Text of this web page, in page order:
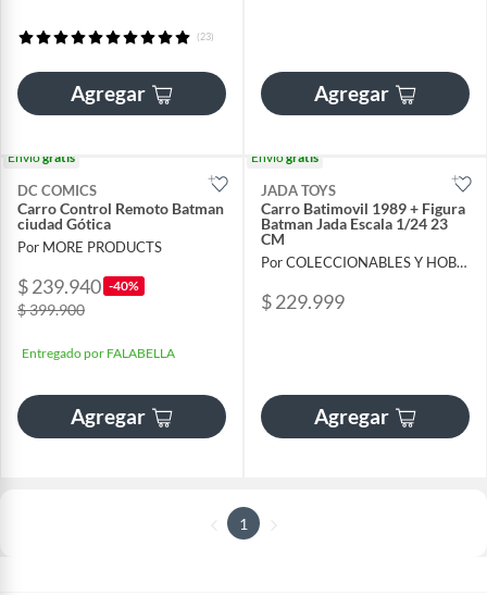
(23)
Agregar Agregar
Envíogratis
DC COMICS
Carro Control Remoto Batman
ciudad Gótica
Por MORE PRODUCTS
$ 239.940 -40%
$ 399.900
Entregado por FALABELLA
Agregar
Envíogratis
JADA TOYS
Carro Batimovil 1989 + Figura
Batman Jada Escala 1/24 23
CM
Por COLECCIONABLES Y HOBBIES SOFITOYS
$ 229.999
Agregar
1